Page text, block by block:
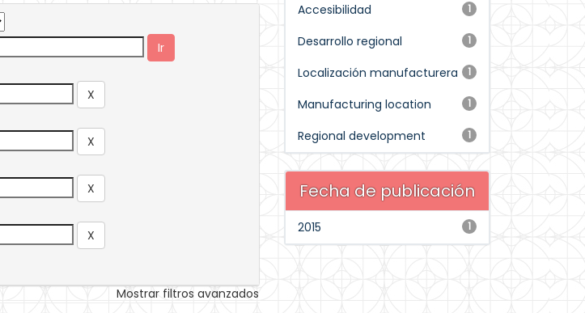
Mostrar filtros avanzados
1
Accesibilidad
1
Desarrollo regional
1
Localización manufacturera
1
Manufacturing location
1
Regional development
Fecha de publicación
1
2015